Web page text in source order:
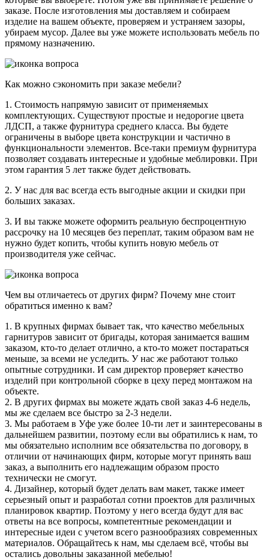
заказе. После изготовления мы доставляем и собираем
изделие на вашем объекте, проверяем и устраняем зазоры,
убираем мусор. Далее вы уже можете использовать мебель по
прямому назначению.
Как можно сэкономить при заказе мебели?
1. Стоимость напрямую зависит от применяемых
комплектующих. Существуют простые и недорогие цвета
ЛДСП, а также фурнитура среднего класса. Вы будете
ограничены в выборе цвета конструкции и частично в
функциональности элементов. Все-таки премиум фурнитура
позволяет создавать интересные и удобные меблировки. При
этом гарантия 5 лет также будет действовать.
2. У нас для вас всегда есть выгодные акции и скидки при
больших заказах.
3. И вы также можете оформить реальную беспроцентную
рассрочку на 10 месяцев без переплат, таким образом вам не
нужно будет копить, чтобы купить новую мебель от
производителя уже сейчас.
Чем вы отличаетесь от других фирм? Почему мне стоит
обратиться именно к вам?
1. В крупных фирмах бывает так, что качество мебельных
гарнитуров зависит от бригады, которая занимается вашим
заказом, кто-то делает отлично, а кто-то может постараться
меньше, за всеми не уследить. У нас же работают только
опытные сотрудники. И сам директор проверяет качество
изделий при контрольной сборке в цеху перед монтажом на
объекте.
2. В других фирмах вы можете ждать свой заказ 4-6 недель,
мы же сделаем все быстро за 2-3 недели.
3. Мы работаем в Уфе уже более 10-ти лет и заинтересованы в
дальнейшем развитии, поэтому если вы обратились к нам, то
мы обязательно исполним все обязательства по договору, в
отличии от начинающих фирм, которые могут принять ваш
заказ, а выполнить его надлежащим образом просто
технически не смогут.
4. Дизайнер, который будет делать вам макет, также имеет
серьезный опыт и разработал сотни проектов для различных
планировок квартир. Поэтому у него всегда будут для вас
ответы на все вопросы, компетентные рекомендации и
интересные идеи с учетом всего разнообразиях современных
материалов. Обращайтесь к нам, мы сделаем всё, чтобы вы
остались довольны заказанной мебелью!